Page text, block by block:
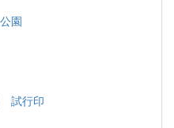
園
試行印